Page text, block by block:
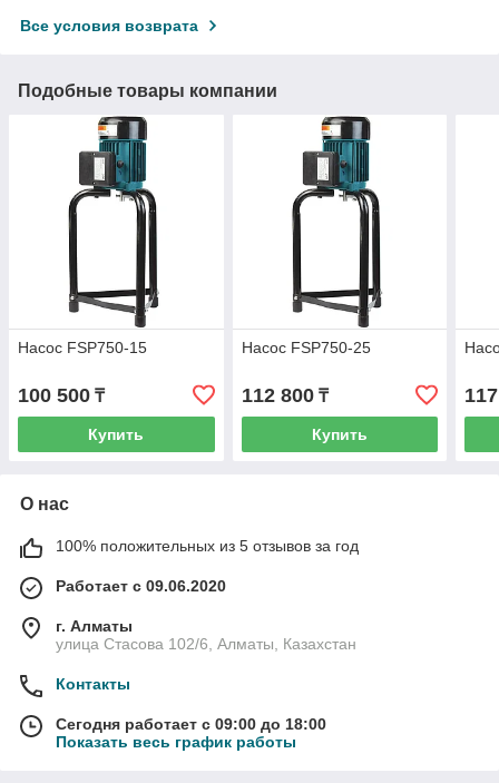
Все условия возврата
Подобные товары компании
Насос FSP750-15
100 500 ₸
Купить
Насос FSP750-25
112 800₸
Купить
О нас
100% положительных из 5 отзывов за год
Работает с 09.06.2020
г. Алматы
улица Стасова 102/6, Алматы, Казахстан
Контакты
Сегодня работает с 09:00 до 18:00
Показать весь график работы